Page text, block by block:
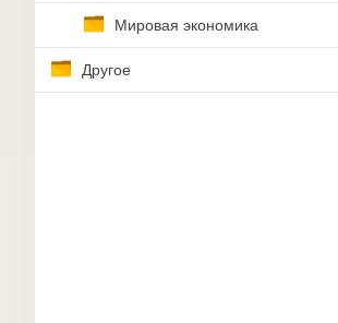
Мировая экономика
Другое